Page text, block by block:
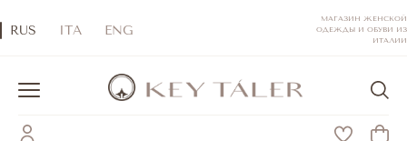
RUS ITA ENG
МАГАЗИН ЖЕНСКОЙ
ОДЕЖДЫ И ОБУВИ ИЗ
ИТАЛИИ